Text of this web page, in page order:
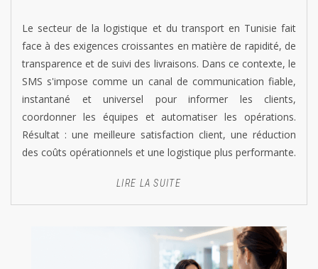
Le secteur de la logistique et du transport en Tunisie fait
face à des exigences croissantes en matière de rapidité, de
transparence et de suivi des livraisons. Dans ce contexte, le
SMS s'impose comme un canal de communication fiable,
instantané et universel pour informer les clients,
coordonner les équipes et automatiser les opérations.
Résultat : une meilleure satisfaction client, une réduction
des coûts opérationnels et une logistique plus performante.
LIRE LA SUITE